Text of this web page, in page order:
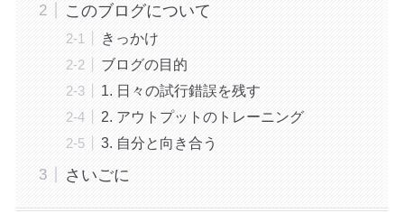
このブログについて
きっかけ
ブログの目的
1. 日々の試行錯誤を残す
2. アウトプットのトレーニング
3. 自分と向き合う
さいごに